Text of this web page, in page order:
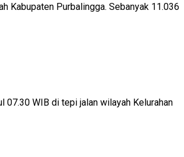
Kabupaten Purbalingga. Sebanyak 11.036
WIB di tepi jalan wilayah Kelurahan